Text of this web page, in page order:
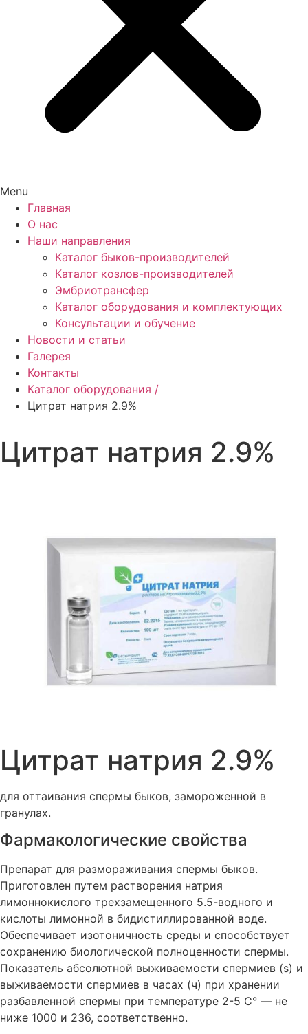
Menu
Главная
О нас
Наши направления
Каталог быков-производителей
Каталог козлов-производителей
Эмбриотрансфер
Каталог оборудования и комплектующих
Консультации и обучение
Новости и статьи
Галерея
Контакты
Каталог оборудования /
Цитрат натрия 2.9%
Цитрат натрия 2.9%
Цитрат натрия 2.9%
для оттаивания спермы быков, замороженной в
гранулах.
Фармакологические свойства
Препарат для размораживания спермы быков.
Приготовлен путем растворения натрия
лимоннокислого трехзамещенного 5.5-водного и
кислоты лимонной в бидистиллированной воде.
Обеспечивает изотоничность среды и способствует
сохранению биологической полноценности спермы.
Показатель абсолютной выживаемости спермиев (s) и
выживаемости спермиев в часах (ч) при хранении
разбавленной спермы при температуре 2-5 С° — не
ниже 1000 и 236, соответственно.